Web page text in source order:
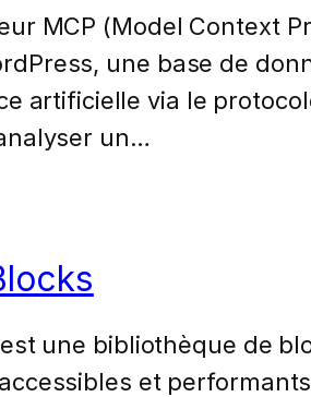
MCP (Model Context
une base de
artificielle via le
un…
une bibliothèque de
et